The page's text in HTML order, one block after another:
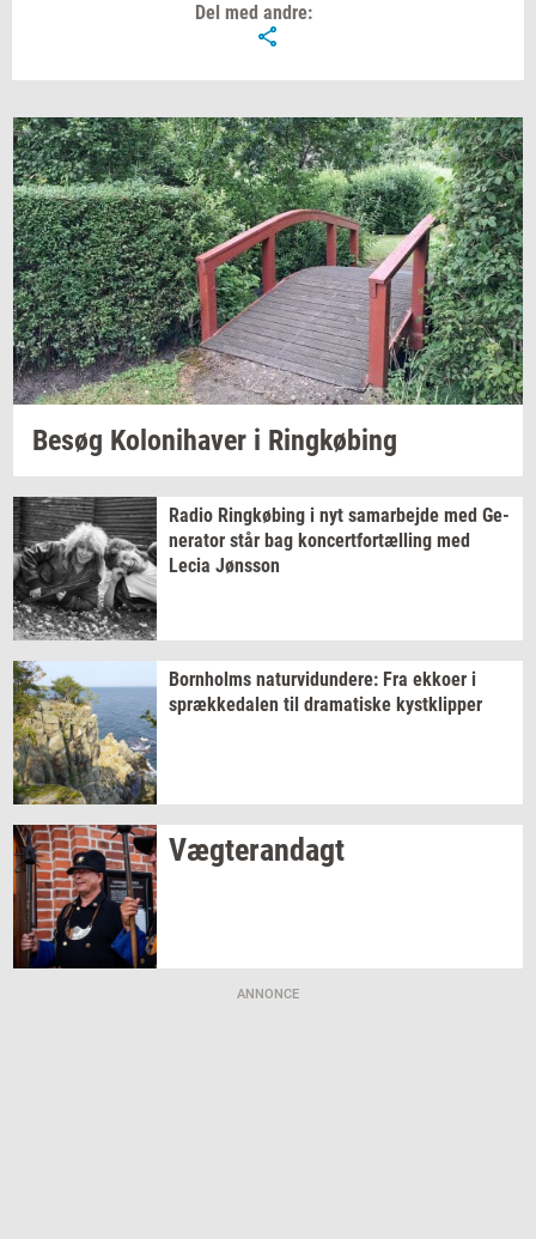
Del med andre:
Besøg Ko­lo­ni­ha­ver i Ring­kø­bing
Radio Ring­kø­bing i nyt sam­ar­bej­de med Ge­
ne­ra­tor står bag kon­cert­for­tæl­ling med
Lecia Jøns­son
Born­holms na­tur­vi­dun­de­re: Fra ek­ko­er i
spræk­ke­da­len til dra­ma­ti­ske kyst­klip­per
Væg­te­ran­dagt
ANNONCE